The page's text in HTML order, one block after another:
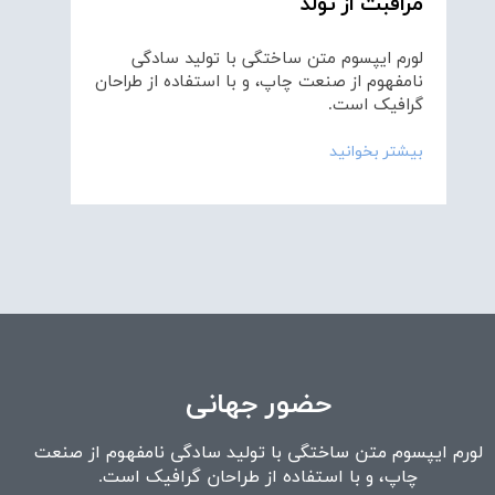
لورم ایپسوم متن ساختگی با تولید سادگی
نامفهوم از صنعت چاپ، و با استفاده از طراحان
گرافیک است.
بیشتر بخوانید
حضور جهانی
لورم ایپسوم متن ساختگی با تولید سادگی نامفهوم از صنعت
چاپ، و با استفاده از طراحان گرافیک است.